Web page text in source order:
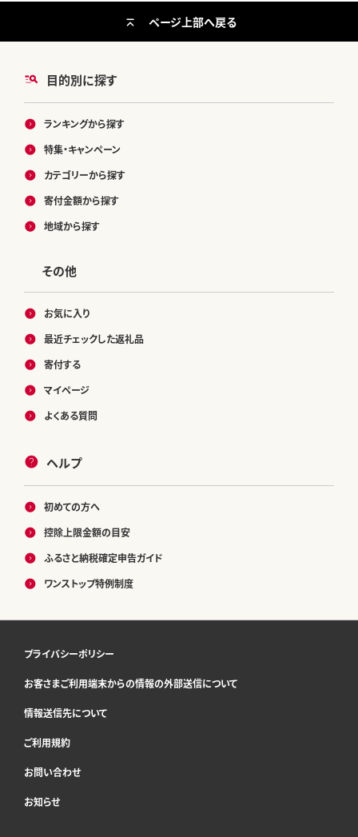
目的別に探す
ランキングから探す
特集・キャンペーン
カテゴリーから探す
寄付金額から探す
地域から探す
その他
お気に入り
最近チェックした返礼品
寄付する
マイページ
よくある質問
ヘルプ
初めての方へ
控除上限金額の目安
ふるさと納税確定申告ガイド
ワンストップ特例制度
ページ上部へ戻る
プライバシーポリシー
お客さまご利用端末からの情報の外部送信について
情報送信先について
ご利用規約
お問い合わせ
お知らせ